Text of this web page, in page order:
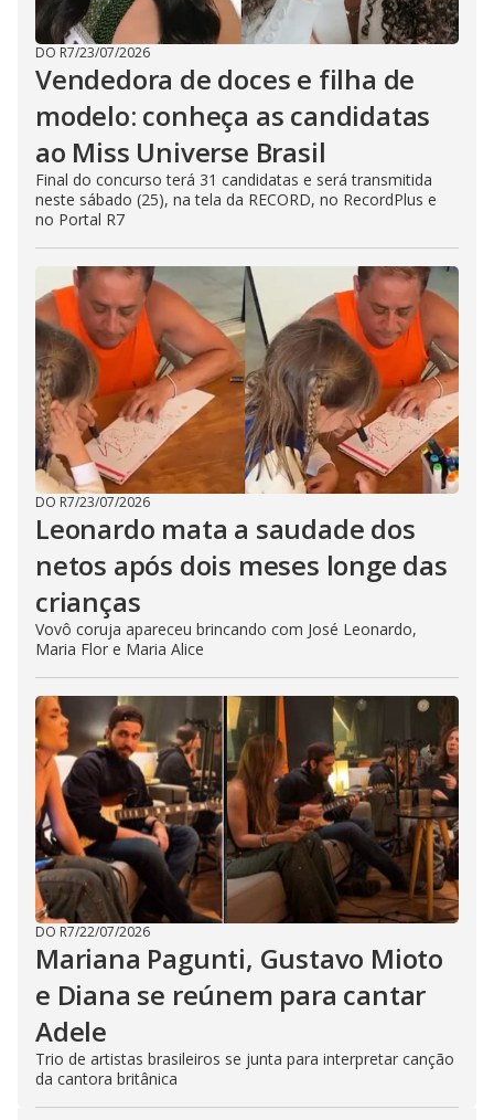
DO R7/23/07/2026
Vendedora de doces e filha de
modelo: conheça as candidatas
ao Miss Universe Brasil
Final do concurso terá 31 candidatas e será transmitida
neste sábado (25), na tela da RECORD, no RecordPlus e
no Portal R7
DO R7/23/07/2026
Leonardo mata a saudade dos
netos após dois meses longe das
crianças
Vovô coruja apareceu brincando com José Leonardo,
Maria Flor e Maria Alice
DO R7/22/07/2026
Mariana Pagunti, Gustavo Mioto
e Diana se reúnem para cantar
Adele
Trio de artistas brasileiros se junta para interpretar canção
da cantora britânica